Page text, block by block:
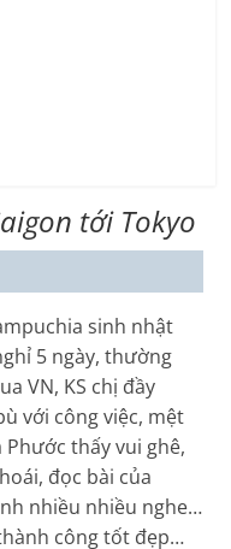
tới Tokyo
sinh nhật
5 ngày, thường
VN, KS chị đầy
với công việc, mệt
thấy vui ghê,
đọc bài của
nhiều nhiều nghe…
công tốt đẹp…